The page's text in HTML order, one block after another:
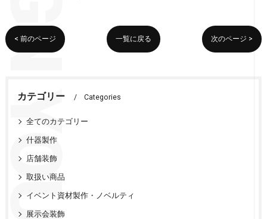
< 前のページ 一覧に戻る 次のページ >
カテゴリー Categories
全てのカテゴリー
什器製作
店舗装飾
取扱い商品
イベント資材製作・ノベルティ
展示会装飾